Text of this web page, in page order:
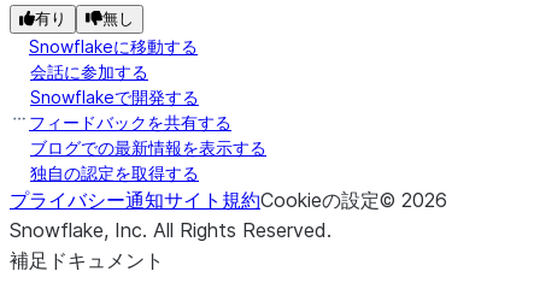
有り 無し
Snowflakeに移動する
会話に参加する
Snowflakeで開発する
フィードバックを共有する
ブログでの最新情報を表示する
独自の認定を取得する
プライバシー通知サイト規約Cookieの設定© 2026
Snowflake, Inc. All Rights Reserved.
補足ドキュメント